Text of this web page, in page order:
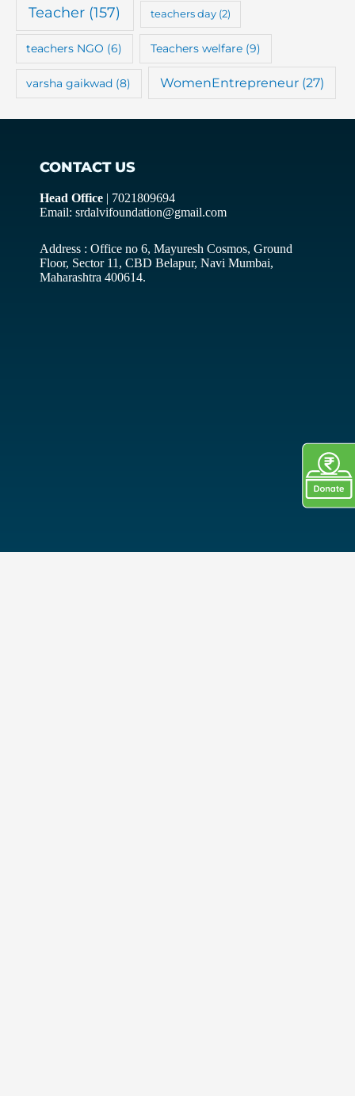
Teacher (157) teachers day (2)
teachers NGO (6) Teachers welfare(9)
varsha gaikwad (8) WomenEntrepreneur (27)
CONTACT US
Head Office | 7021809694
Email: srdalvifoundation@gmail.com
Address : Office no 6, Mayuresh Cosmos, Ground
Floor, Sector 11, CBD Belapur, Navi Mumbai,
Maharashtra 400614.